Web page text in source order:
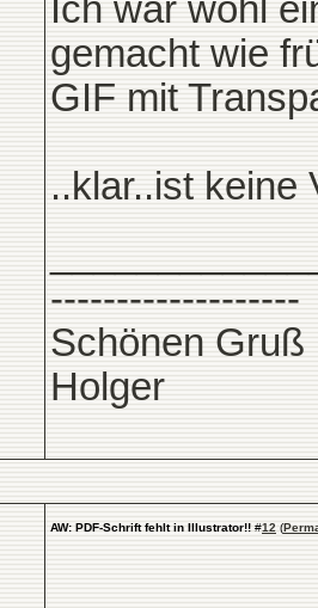
Ich war wohl
gemacht wie
GIF mit
..klar..ist keine
-------------------
Schönen Gruß
Holger
AW: PDF-Schrift fehlt in Illustrator!! #12 (